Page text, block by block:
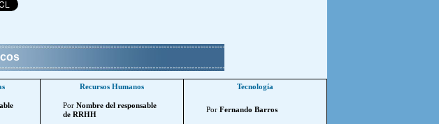
Recursos Humanos
Por Nombre del responsable
de RRHH
Tecnología
Por Fernando Barros